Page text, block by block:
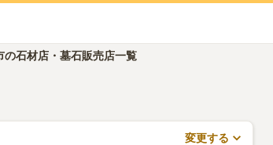
の石材店・墓石販売店一覧
変更する